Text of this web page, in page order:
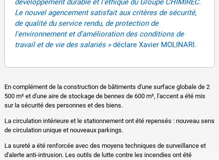
développement durable et l'éthique du Groupe CHIMIREC.
Le nouvel agencement satisfait aux critères de sécurité,
de qualité du service rendu, de protection de
l'environnement et d'amélioration des conditions de
travail et de vie des salariés »déclare Xavier MOLINARI.
En complément de la construction de bâtiments d'une surface globale de 2
500 m² et d'une aire de stockage de bennes de 600 m², l'accent a été mis
sur la sécurité des personnes et des biens.
La circulation intérieure et le stationnement ont été repensés : nouveau sens
de circulation unique et nouveaux parkings.
La sureté a été renforcée avec des moyens techniques de surveillance et
d'alerte anti-intrusion. Les outils de lutte contre les incendies ont été